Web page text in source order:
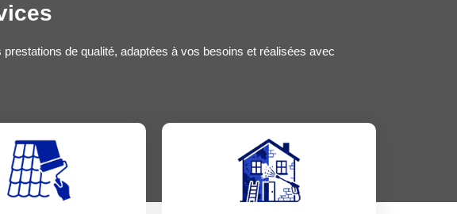
de qualité, adaptées à vos besoins et réalisées avec